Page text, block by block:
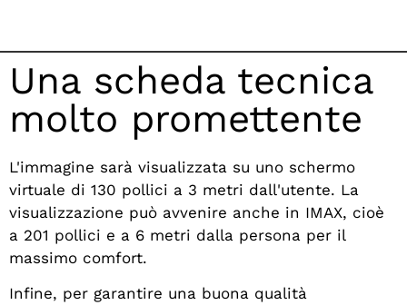
Una scheda tecnica
molto promettente
L'immagine sarà visualizzata su uno schermo
virtuale di 130 pollici a 3 metri dall'utente. La
visualizzazione può avvenire anche in IMAX, cioè
a 201 pollici e a 6 metri dalla persona per il
massimo comfort.
Infine, per garantire una buona qualità